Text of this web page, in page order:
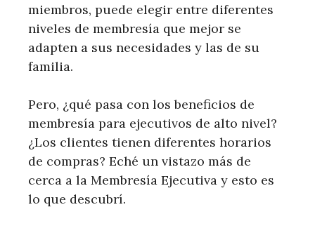
miembros, puede elegir entre diferentes
niveles de membresía que mejor se
adapten a sus necesidades y las de su
familia.
Pero, ¿qué pasa con los beneficios de
membresía para ejecutivos de alto nivel?
¿Los clientes tienen diferentes horarios
de compras? Eché un vistazo más de
cerca a la Membresía Ejecutiva y esto es
lo que descubrí.